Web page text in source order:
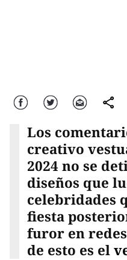
Facebook Twitter Correo comparte
Los
creativo
2024 no se
diseños que
celebridades
fiesta
furor en
de esto es el